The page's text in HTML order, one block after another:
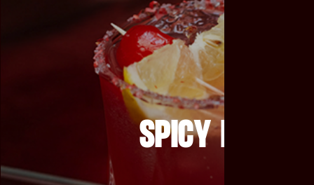
SPICY ETERNO